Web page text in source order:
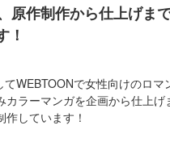
原作制作から仕上げま
！
てWEBTOONで女性向けのロ
カラーマンガを企画から仕上げ
しています！